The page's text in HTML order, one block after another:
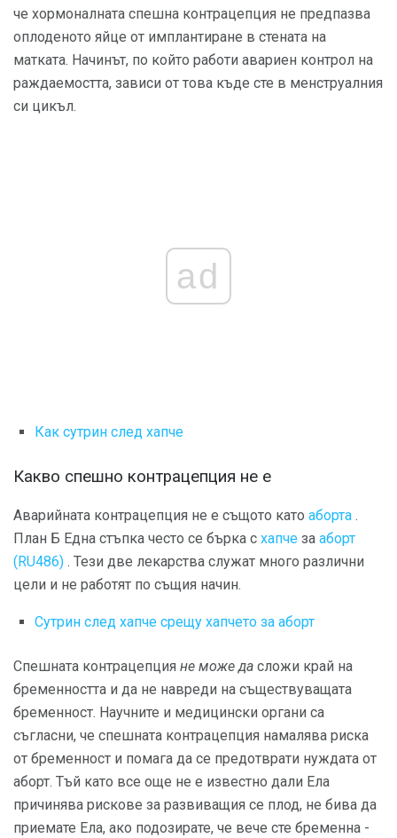
че хормоналната спешна контрацепция не предпазва
оплоденото яйце от имплантиране в стената на
матката. Начинът, по който работи авариен контрол на
раждаемостта, зависи от това къде сте в менструалния
си цикъл.
ad
Как сутрин след хапче
Какво спешно контрацепция не е
Аварийната контрацепция не е същото като аборта .
План Б Една стъпка често се бърка с хапче за аборт
(RU486) . Тези две лекарства служат много различни
цели и не работят по същия начин.
Сутрин след хапче срещу хапчето за аборт
Спешната контрацепция не може да сложи край на
бременността и да не навреди на съществуващата
бременност. Научните и медицински органи са
съгласни, че спешната контрацепция намалява риска
от бременност и помага да се предотврати нуждата от
аборт. Тъй като все още не е известно дали Ела
причинява рискове за развиващия се плод, не бива да
приемате Ела, ако подозирате, че вече сте бременна -